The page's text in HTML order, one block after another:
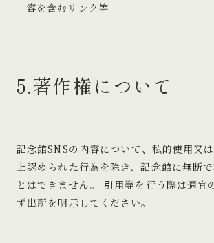
容を含むリンク等
5.著作権について
記念館SNSの内容について、私的使用又
上認められた行為を除き、記念館に無断
とはできません。 引用等を行う際は適宜
ず出所を明示してください。